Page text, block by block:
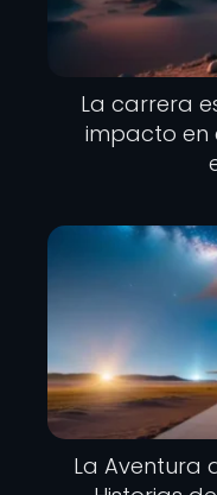
La carrera
impacto en
La Aventura